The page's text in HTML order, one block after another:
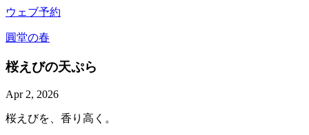
ウェブ予約
圓堂の春
桜えびの天ぷら
Apr 2, 2026
桜えびを、香り高く。